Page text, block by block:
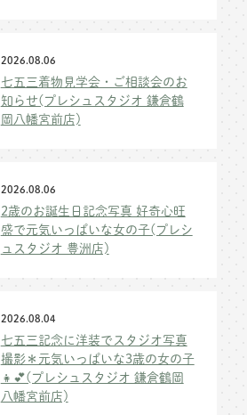
2026.08.06
七五三着物見学会・ご相談会のお
知らせ(プレシュスタジオ 鎌倉鶴
岡八幡宮前店)
2026.08.06
2歳のお誕生日記念写真 好奇心旺
盛で元気いっぱいな女の子(プレシ
ュスタジオ 豊洲店)
2026.08.04
七五三記念に洋装でスタジオ写真
撮影＊元気いっぱいな3歳の女の子
👧💕(プレシュスタジオ 鎌倉鶴岡
八幡宮前店)